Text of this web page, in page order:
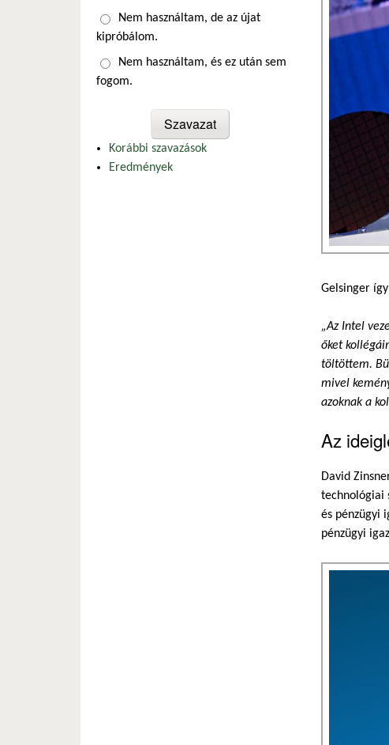
Gelsinger
„Az Intel
őket
töltöttem.
mivel
azoknak a
Az
David
technológiai
és pénzügyi
pénzügyi
Nem használtam, de az újat
kipróbálom.
Nem használtam, és ez után sem
fogom.
Korábbi szavazások
Eredmények